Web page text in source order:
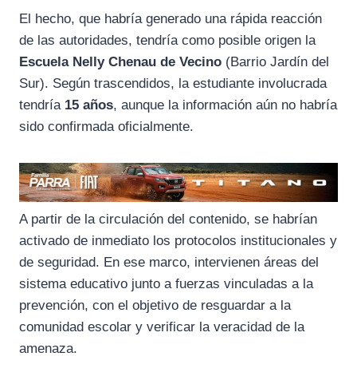
El hecho, que habría generado una rápida reacción
de las autoridades, tendría como posible origen la
Escuela Nelly Chenau de Vecino (Barrio Jardín del
Sur). Según trascendidos, la estudiante involucrada
tendría 15 años, aunque la información aún no habría
sido confirmada oficialmente.
A partir de la circulación del contenido, se habrían
activado de inmediato los protocolos institucionales y
de seguridad. En ese marco, intervienen áreas del
sistema educativo junto a fuerzas vinculadas a la
prevención, con el objetivo de resguardar a la
comunidad escolar y verificar la veracidad de la
amenaza.